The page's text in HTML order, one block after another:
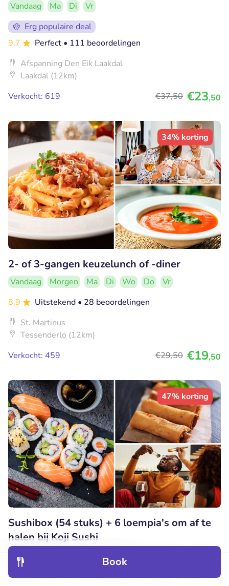
Book
Vandaag Ma Di
Vr
Erg populaire deal
9.7
Perfect • 111 beoordelingen
Afspanning Den Eik Laakdal
Laakdal (12km)
Verkocht: 619
€37,50 €23,50
34% korting
2- of 3-gangen keuzelunch of -diner
Vandaag Morgen Ma Di Wo Do
Vr
8.9
Uitstekend • 28 beoordelingen
St. Martinus
Tessenderlo (12km)
Verkocht: 459
€29,50 €19,50
47% korting
Sushibox (54 stuks) + 6 loempia's om af te
halen bij Koji Sushi
Vandaag Do
9.8
Perfect• 98 beoordelingen